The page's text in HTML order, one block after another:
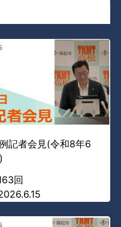
記者会見(令和8年6
回